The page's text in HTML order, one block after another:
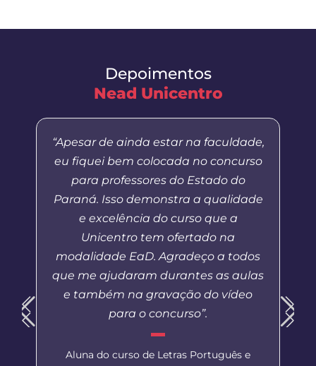
Depoimentos
Nead Unicentro
“Apesar de ainda estar na faculdade,
eu fiquei bem colocada no concurso
para professores do Estado do
Paraná. Isso demonstra a qualidade
e excelência do curso que a
Unicentro tem ofertado na
modalidade EaD. Agradeço a todos
que me ajudaram durantes as aulas
e também na gravação do vídeo
para o concurso”.
Aluna do curso de Letras Português e